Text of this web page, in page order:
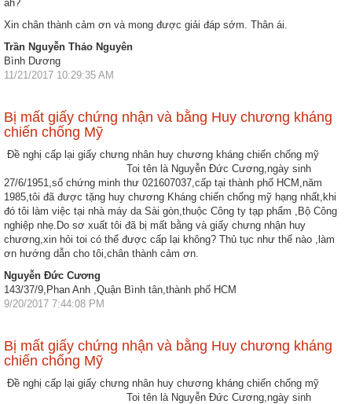
ah?
Xin chân thành cảm ơn và mong được giải đáp sớm. Thân ái.
Trần Nguyễn Thảo Nguyên
Bình Dương
11/21/2017 10:29:35 AM
Bị mất giấy chứng nhận và bằng Huy chương kháng
chiến chống Mỹ
Đề nghị cấp lại giấy chưng nhân huy chương kháng chiến chống mỹ
Toi tên là Nguyễn Đức Cương,ngày sinh
27/6/1951,số chứng minh thư 021607037,cấp tại thành phố HCM,năm
1985,tôi đã được tặng huy chương Kháng chiến chống mỹ hạng nhất,khi
đó tôi làm việc tại nhà máy da Sài gòn,thuộc Công ty tạp phẩm ,Bộ Công
nghiệp nhẹ.Do sơ xuất tôi đã bị mất bằng và giấy chưng nhận huy
chương,xin hỏi toi có thể được cấp lại không? Thủ tục như thế nào ,làm
ơn hướng dẫn cho tôi,chân thành cảm ơn.
Nguyễn Đức Cương
143/37/9,Phan Anh ,Quận Bình tân,thành phố HCM
9/20/2017 7:44:08 PM
Bị mất giấy chứng nhận và bằng Huy chương kháng
chiến chống Mỹ
Đề nghị cấp lại giấy chưng nhân huy chương kháng chiến chống mỹ
Toi tên là Nguyễn Đức Cương,ngày sinh